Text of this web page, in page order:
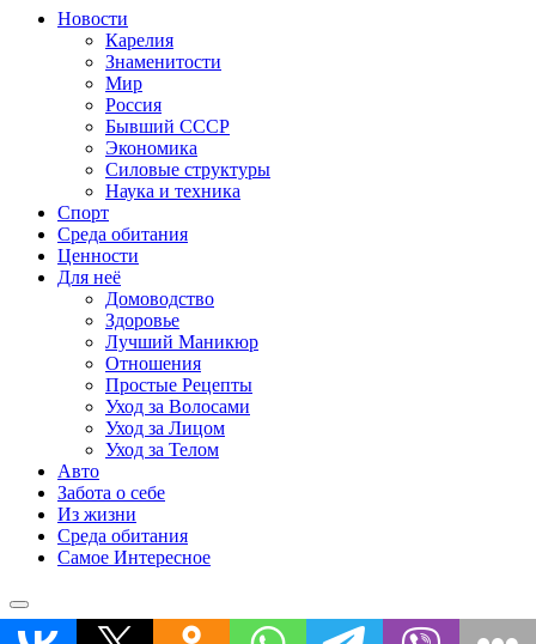
Новости
Карелия
Знаменитости
Мир
Россия
Бывший СССР
Экономика
Силовые структуры
Наука и техника
Спорт
Среда обитания
Ценности
Для неё
Домоводство
Здоровье
Лучший Маникюр
Отношения
Простые Рецепты
Уход за Волосами
Уход за Лицом
Уход за Телом
Авто
Забота о себе
Из жизни
Среда обитания
Самое Интересное